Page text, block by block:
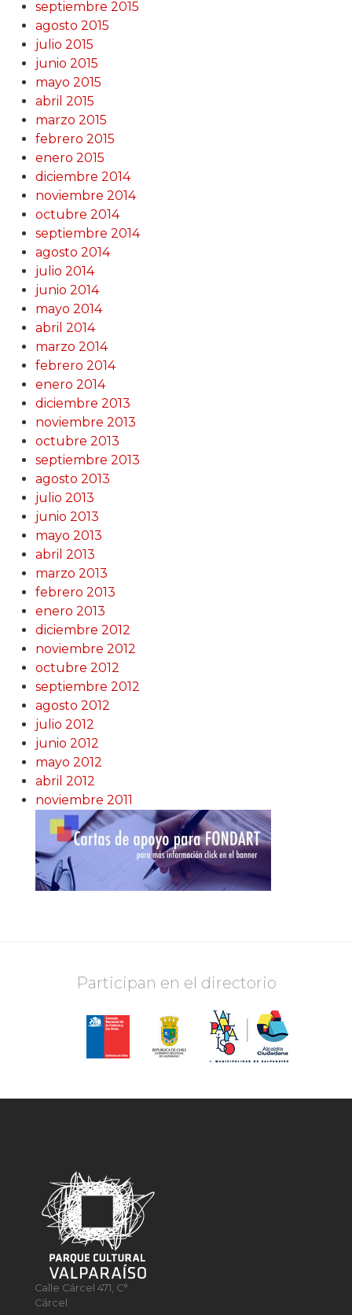
septiembre 2015
agosto 2015
julio 2015
junio 2015
mayo 2015
abril 2015
marzo 2015
febrero 2015
enero 2015
diciembre 2014
noviembre 2014
octubre 2014
septiembre 2014
agosto 2014
julio 2014
junio 2014
mayo 2014
abril 2014
marzo 2014
febrero 2014
enero 2014
diciembre 2013
noviembre 2013
octubre 2013
septiembre 2013
agosto 2013
julio 2013
junio 2013
mayo 2013
abril 2013
marzo 2013
febrero 2013
enero 2013
diciembre 2012
noviembre 2012
octubre 2012
septiembre 2012
agosto 2012
julio 2012
junio 2012
mayo 2012
abril 2012
noviembre 2011
Participan en el directorio
Calle Cárcel 471, C°
Cárcel